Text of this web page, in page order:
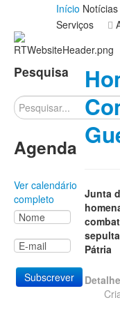
Início Notícias
Serviços
Pesquisa
Pesquisar
Agenda
Ver calendário
completo
Junta
Pátria